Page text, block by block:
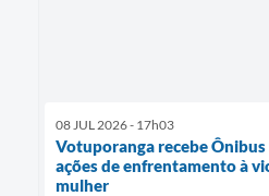
08 JUL 2026 - 17h03
Votuporanga recebe Ônibus
ações de enfrentamento à
mulher